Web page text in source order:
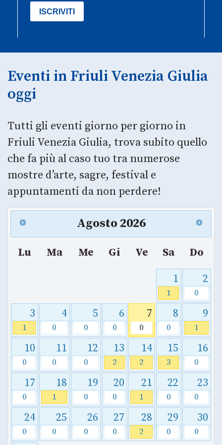
Eventi in Friuli Venezia Giulia
oggi
Tutti gli eventi giorno per giorno in
Friuli Venezia Giulia, trova subito quello
che fa più al caso tuo tra numerose
mostre d’arte, sagre, festival e
appuntamenti da non perdere!
Agosto 2026
Lu Ma Me Gi Ve Sa
Do
1
1
2
0
3
1
4
0
5
0
6
0
7
0
8
0
9
1
10
0
11
0
12
0
13
2
14
2
15
3
16
0
17
0
18
1
19
0
20
0
21
1
22
0
23
0
24
0
25
0
26
0
27
0
28
2
29
0
30
0